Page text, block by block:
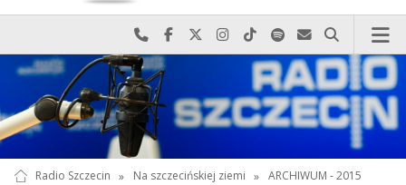
Najlepiej po prostu do nas zadzwoń
Odwiedź nas na Facebook-u
Odwiedź nas na X
Odwiedź nas na Instagram-ie
Odwiedź nas na TikTok-u
Szukaj nas na Spotify
Wyślij do nas
Szukaj
Radio Szczecin » Na szczecińskiej ziemi » ARCHIWUM - 2015